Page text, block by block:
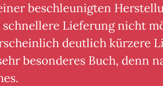
beschleunigten
schnellere Lieferung nicht
deutlich kürzere
besonderes Buch, denn